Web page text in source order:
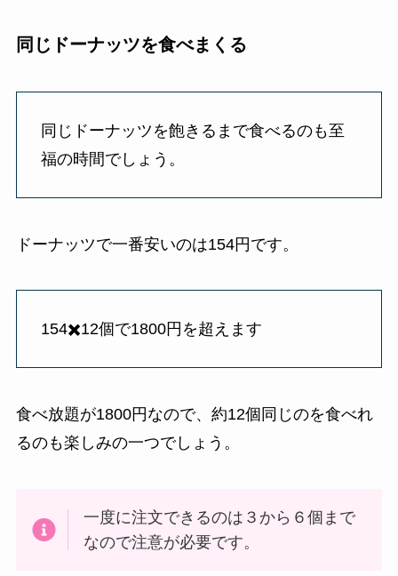
同じドーナッツを食べまくる
同じドーナッツを飽きるまで食べるのも至
福の時間でしょう。
ドーナッツで一番安いのは154円です。
154✖️12個で1800円を超えます
食べ放題が1800円なので、約12個同じのを食べれ
るのも楽しみの一つでしょう。
一度に注文できるのは３から６個まで
なので注意が必要です。